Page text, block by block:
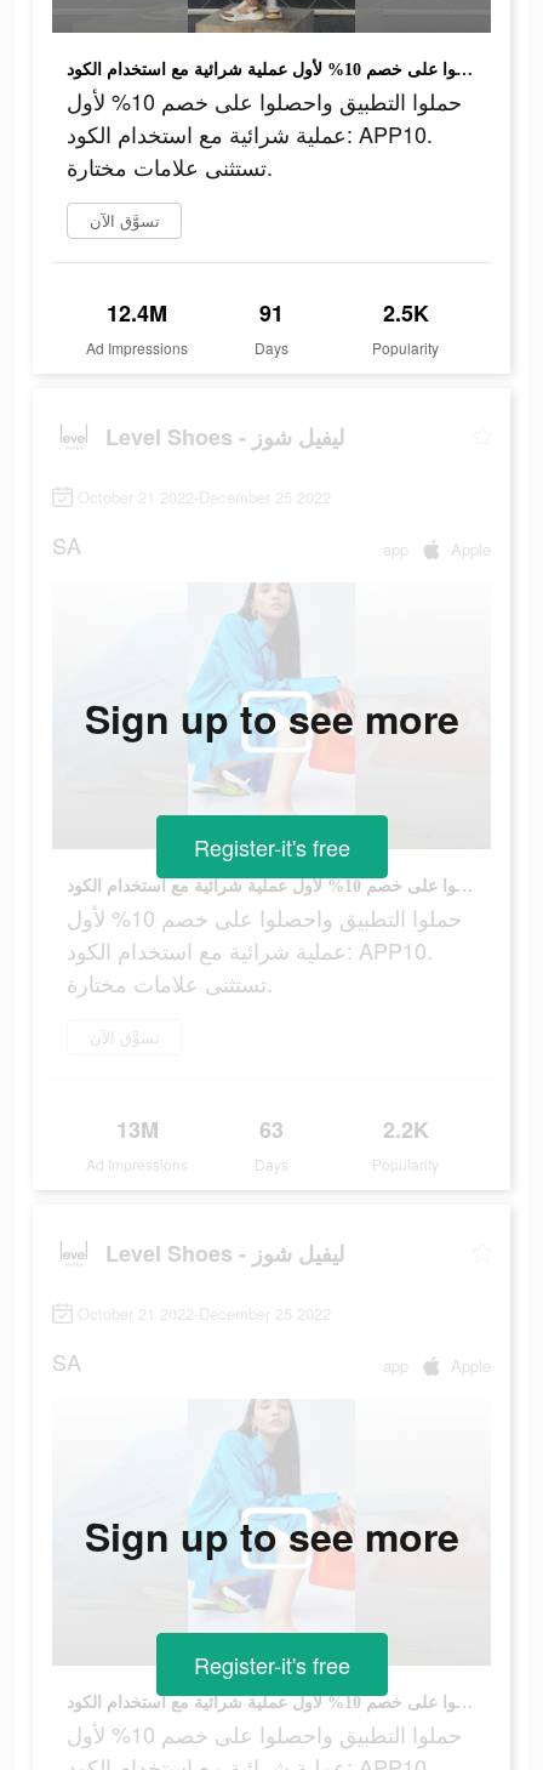
حملوا التطبيق واحصلوا على خصم 10% لأول عملية شرائية مع استخدام الكود: APP10. تستثنى علامات مختارة.
حملوا التطبيق واحصلوا على خصم 10% لأول
عملية شرائية مع استخدام الكود: APP10.
تستثنى علامات مختارة.
تسوَّق الآن
12.4M
Ad Impressions
91
Days
2.5K
Popularity
Level Shoes - ليفيل شوز
October 21 2022-December 25 2022
SA app Apple
حملوا التطبيق واحصلوا على خصم 10% لأول عملية شرائية مع استخدام الكود: APP10. تستثنى علامات مختارة.
حملوا التطبيق واحصلوا على خصم 10% لأول
عملية شرائية مع استخدام الكود: APP10.
تستثنى علامات مختارة.
تسوَّق الآن
13M
Ad Impressions
63
Days
2.2K
Popularity
Sign up to see more
Register-it's free
Level Shoes - ليفيل شوز
October 21 2022-December 25 2022
SA app Apple
حملوا التطبيق واحصلوا على خصم 10% لأول عملية شرائية مع استخدام الكود: APP10. تستثنى علامات مختارة.
حملوا التطبيق واحصلوا على خصم 10% لأول
Sign up to see more
Register-it's free